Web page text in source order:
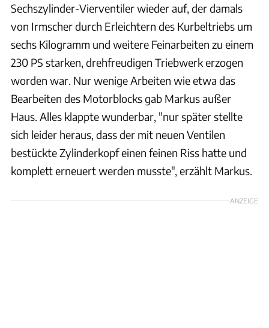
Sechszylinder-Vierventiler wieder auf, der damals
von Irmscher durch Erleichtern des Kurbeltriebs um
sechs Kilogramm und weitere Feinarbeiten zu einem
230 PS starken, drehfreudigen Triebwerk erzogen
worden war. Nur wenige Arbeiten wie etwa das
Bearbeiten des Motorblocks gab Markus außer
Haus. Alles klappte wunderbar, "nur später stellte
sich leider heraus, dass der mit neuen Ventilen
bestückte Zylinderkopf einen feinen Riss hatte und
komplett erneuert werden musste", erzählt Markus.
ANZEIGE